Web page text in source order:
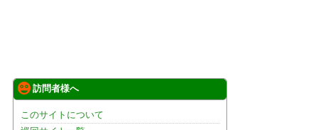
訪問者様へ
このサイトについて